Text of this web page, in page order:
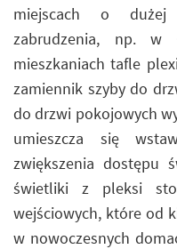
miejscach o
zabrudzenia, np. w
mieszkaniach tafle
zamiennik szyby do
do drzwi pokojowych
umieszcza się
zwiększenia dostępu
świetliki z pleksi
wejściowych, które od
w nowoczesnych